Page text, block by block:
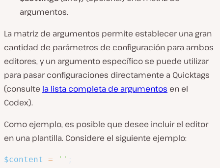
argumentos.
La matriz de argumentos permite establecer una gran
cantidad de parámetros de configuración para ambos
editores, y un argumento específico se puede utilizar
para pasar configuraciones directamente a Quicktags
(consulte la lista completa de argumentos en el
Codex).
Como ejemplo, es posible que desee incluir el editor
en una plantilla. Considere el siguiente ejemplo:
$content = ''